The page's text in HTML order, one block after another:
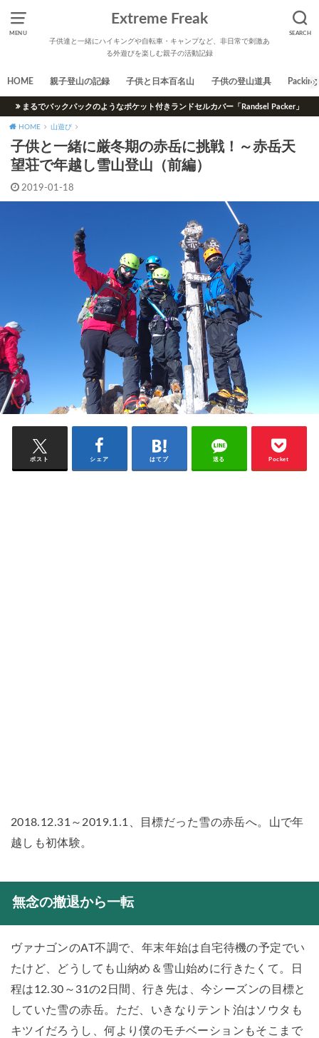
MENU SEARCH
Extreme Freak
子供達と一緒にハイキングや自転車・キャンプなど、非日常で刺激あ
る外遊びを楽しむ親子の活動記録
HOME 親子登山の記録 子供と日本百名山 子供の登山道具 Packing
まるでバックパックのようなポケット付きランドセルカバー「Randsel Packer」
HOME 山遊び
子供と一緒に厳冬期の赤岳に挑戦！～赤岳天
望荘で年越し雪山登山（前編）
2019-01-18
ポスト シェア はてブ 送る Pocket
2018.12.31～2019.1.1、目標だった雪の赤岳へ。山で年
越しも初体験。
無念の撤退から一転
ヴァナゴンのAT不調で、年末年始は自宅待機の予定でい
たけど、どうしても山納め＆雪山始めに行きたくて。日
程は12.30～31の2日間、行き先は、今シーズンの目標と
していた雪の赤岳。ただ、いきなりテント泊はソウタも
キツイだろうし、何より僕のモチベーションもそこまで